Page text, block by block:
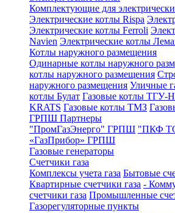
Комплектующие для
Электрические котлы Rispa
Электрические котлы Ferroli
Navien Электрические котлы
Котлы наружного размещения
Одинарные котлы наружного
котлы наружного размещения
наружного размещения Уличные
котлы Булат Газовые котлы ТГУ-
KRATS Газовые котлы ТМЗ
ГРПШ Партнеры
"ПромГазЭнерго" ГРПШ "ПКФ
«ГазПрибор» ГРПШ
Газовые генераторы
Счетчики газа
Комплексы учета газа Бытовые
Квартирные счетчики газа -
счетчики газа Промышленные
Газорегуляторные пункты